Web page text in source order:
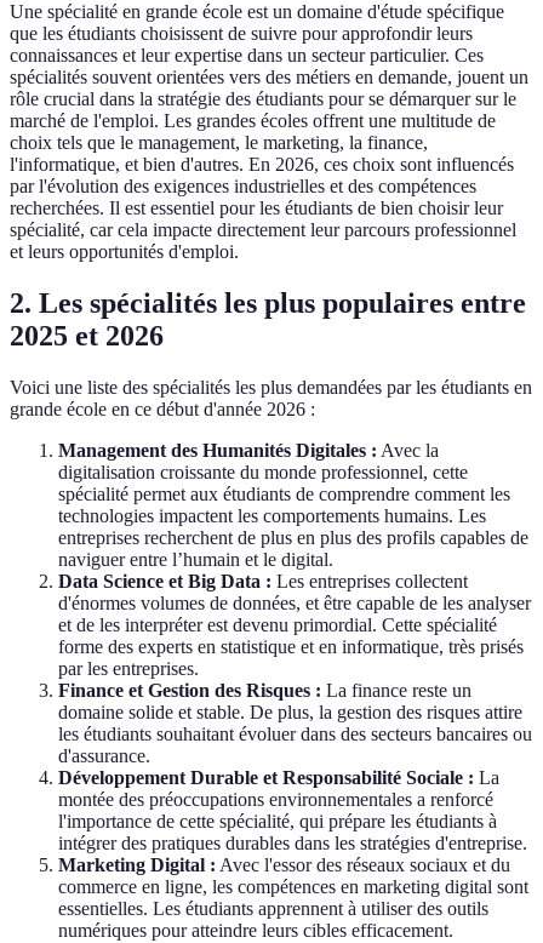
Une spécialité en grande école est un domaine d'étude spécifique
que les étudiants choisissent de suivre pour approfondir leurs
connaissances et leur expertise dans un secteur particulier. Ces
spécialités souvent orientées vers des métiers en demande, jouent un
rôle crucial dans la stratégie des étudiants pour se démarquer sur le
marché de l'emploi. Les grandes écoles offrent une multitude de
choix tels que le management, le marketing, la finance,
l'informatique, et bien d'autres. En 2026, ces choix sont influencés
par l'évolution des exigences industrielles et des compétences
recherchées. Il est essentiel pour les étudiants de bien choisir leur
spécialité, car cela impacte directement leur parcours professionnel
et leurs opportunités d'emploi.
2. Les spécialités les plus populaires entre
2025 et 2026
Voici une liste des spécialités les plus demandées par les étudiants en
grande école en ce début d'année 2026 :
Management des Humanités Digitales : Avec la
digitalisation croissante du monde professionnel, cette
spécialité permet aux étudiants de comprendre comment les
technologies impactent les comportements humains. Les
entreprises recherchent de plus en plus des profils capables de
naviguer entre l’humain et le digital.
Data Science et Big Data : Les entreprises collectent
d'énormes volumes de données, et être capable de les analyser
et de les interpréter est devenu primordial. Cette spécialité
forme des experts en statistique et en informatique, très prisés
par les entreprises.
Finance et Gestion des Risques : La finance reste un
domaine solide et stable. De plus, la gestion des risques attire
les étudiants souhaitant évoluer dans des secteurs bancaires ou
d'assurance.
Développement Durable et Responsabilité Sociale : La
montée des préoccupations environnementales a renforcé
l'importance de cette spécialité, qui prépare les étudiants à
intégrer des pratiques durables dans les stratégies d'entreprise.
Marketing Digital : Avec l'essor des réseaux sociaux et du
commerce en ligne, les compétences en marketing digital sont
essentielles. Les étudiants apprennent à utiliser des outils
numériques pour atteindre leurs cibles efficacement.